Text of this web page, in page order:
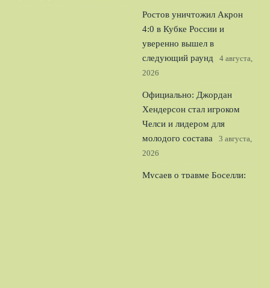
Ростов уничтожил Акрон
4:0 в Кубке России и
уверенно вышел в
следующий раунд
4 августа,
2026
Официально: Джордан
Хендерсон стал игроком
Челси и лидером для
молодого состава
3 августа,
2026
Мусаев о травме Боселли: